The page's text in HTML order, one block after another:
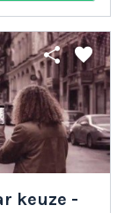
share favorite
keuze -